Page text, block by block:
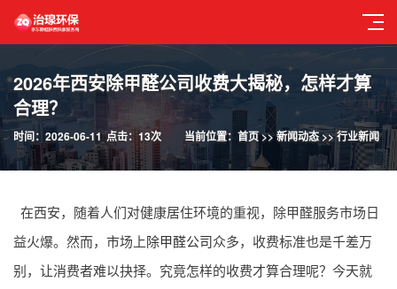
2026年西安除甲醛公司收费大揭秘，怎样才算
合理？
当前位置： 首页>>新闻动态>>行业新闻
时间：2026-06-11 点击：13次
在西安，随着人们对健康居住环境的重视，除甲醛服务市场日
益火爆。然而，市场上除甲醛公司众多，收费标准也是千差万
别，让消费者难以抉择。究竟怎样的收费才算合理呢？今天就